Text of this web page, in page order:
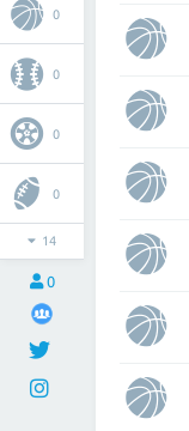
0
0
0
0
14
0